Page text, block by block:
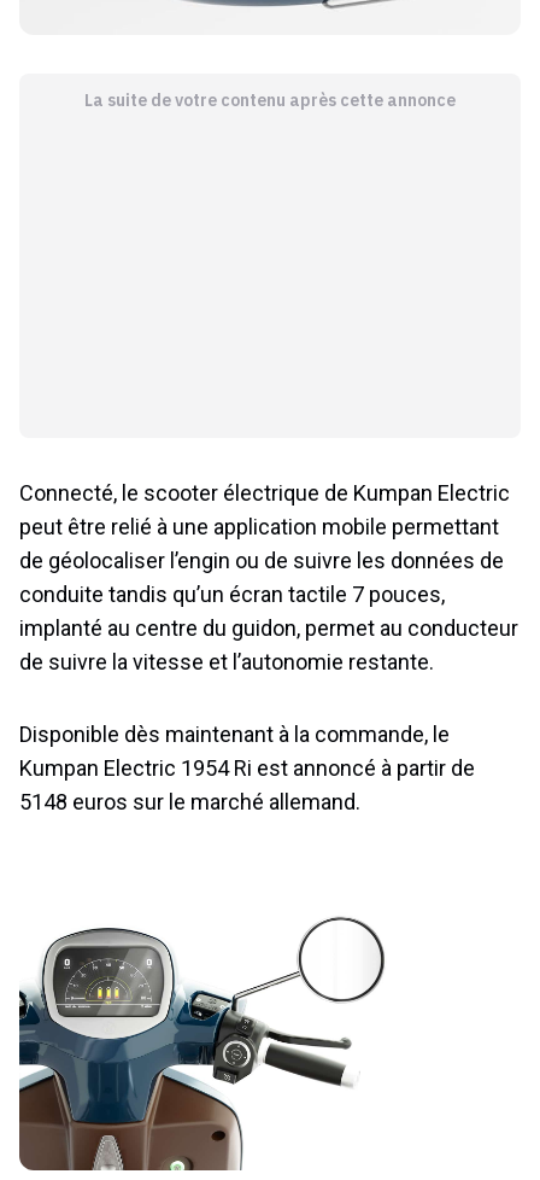
La suite de votre contenu après cette annonce
Connecté, le scooter électrique de Kumpan Electric
peut être relié à une application mobile permettant
de géolocaliser l’engin ou de suivre les données de
conduite tandis qu’un écran tactile 7 pouces,
implanté au centre du guidon, permet au conducteur
de suivre la vitesse et l’autonomie restante.
Disponible dès maintenant à la commande, le
Kumpan Electric 1954 Ri est annoncé à partir de
5148 euros sur le marché allemand.